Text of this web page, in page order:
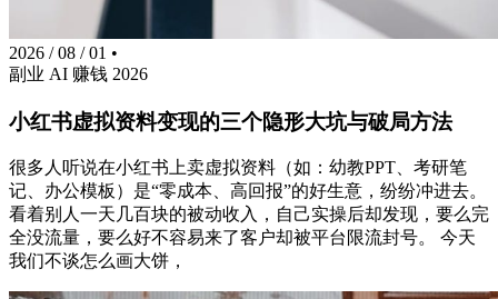
2026 / 08 / 01 •
副业 AI 赚钱 2026
小红书虚拟资料变现的三个隐形大坑与破局方法
很多人听说在小红书上卖虚拟资料（如：幼教PPT、考研笔
记、办公模板）是“零成本、高回报”的好生意，纷纷冲进去。
看着别人一天几百块的被动收入，自己实操后却发现，要么完
全没流量，要么好不容易来了客户却被平台限流封号。 今天
我们不谈怎么画大饼，